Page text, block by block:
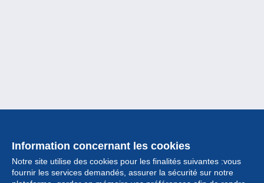
Information concernant les cookies
Notre site utilise des cookies pour les finalités suivantes :vous
fournir les services demandés, assurer la sécurité sur notre